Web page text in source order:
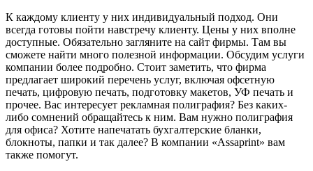
К каждому клиенту у них индивидуальный подход. Они
всегда готовы пойти навстречу клиенту. Цены у них вполне
доступные. Обязательно загляните на сайт фирмы. Там вы
сможете найти много полезной информации. Обсудим услуги
компании более подробно. Стоит заметить, что фирма
предлагает широкий перечень услуг, включая офсетную
печать, цифровую печать, подготовку макетов, УФ печать и
прочее. Вас интересует рекламная полиграфия? Без каких-
либо сомнений обращайтесь к ним. Вам нужно полиграфия
для офиса? Хотите напечатать бухгалтерские бланки,
блокноты, папки и так далее? В компании «Assaprint» вам
также помогут.